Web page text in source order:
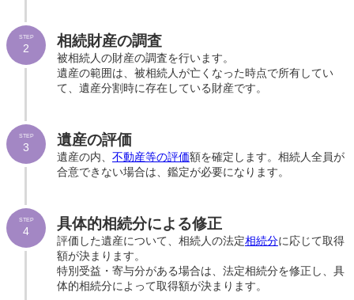
相続財産の調査
被相続人の財産の調査を行います。
遺産の範囲は、被相続人が亡くなった時点で所有してい
て、遺産分割時に存在している財産です。
STEP
2
遺産の評価
遺産の内、 不動産等の評価額を確定します。相続人全員が
合意できない場合は、鑑定が必要になります。
STEP
3
具体的相続分による修正
評価した遺産について、相続人の法定相続分に応じて取得
額が決まります。
特別受益・寄与分がある場合は、法定相続分を修正し、具
体的相続分によって取得額が決まります。
STEP
4